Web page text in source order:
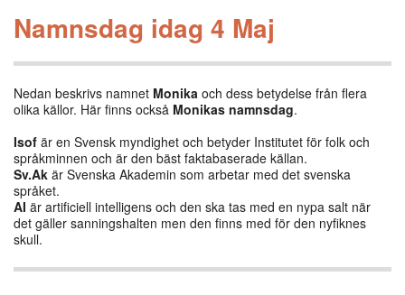
Namnsdag idag 4 Maj
Nedan beskrivs namnet Monika och dess betydelse från flera
olika källor. Här finns också Monikas namnsdag.
Isof är en Svensk myndighet och betyder Institutet för folk och
språkminnen och är den bäst faktabaserade källan.
Sv.Ak är Svenska Akademin som arbetar med det svenska
språket.
AI är artificiell intelligens och den ska tas med en nypa salt när
det gäller sanningshalten men den finns med för den nyfiknes
skull.